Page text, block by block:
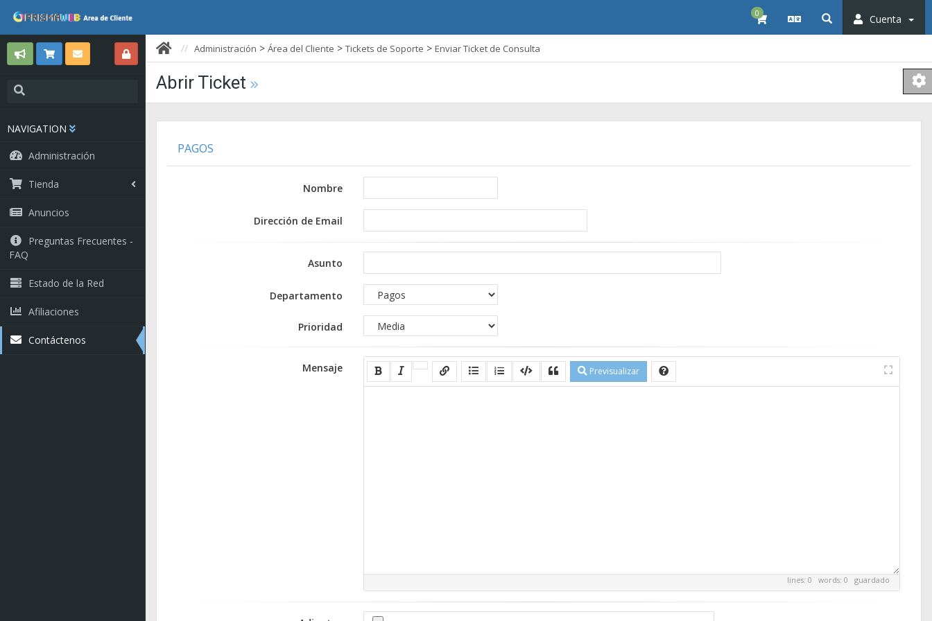
0 Cuenta
NAVIGATION
Administración
Tienda
Anuncios
Preguntas Frecuentes -
FAQ
Estado de la Red
Afiliaciones
Contáctenos
Administración > Área del Cliente > Tickets de Soporte > Enviar Ticket de Consulta
Abrir Ticket
PAGOS
Nombre
Dirección de Email
Asunto
Departamento
Prioridad
Mensaje Previsualizar
lines: 0 words: 0 guardado